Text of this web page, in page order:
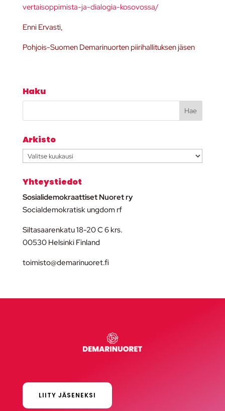
vertaisoppimista-ja-dialogia-kosovossa/
Enni Ervasti,
Pohjois-Suomen Demarinuorten piirihallituksen jäsen
Haku
Arkisto
Arkisto
Yhteystiedot
Sosialidemokraattiset Nuoret ry
Socialdemokratisk ungdom rf
Siltasaarenkatu 18-20 C 6 krs.
00530 Helsinki Finland
toimisto@demarinuoret.fi
LIITY JÄSENEKSI